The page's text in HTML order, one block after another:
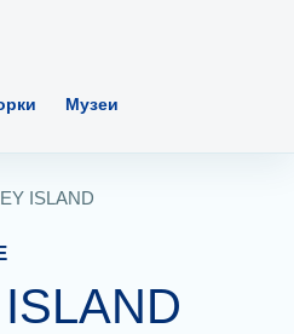
Музеи
ISLAND